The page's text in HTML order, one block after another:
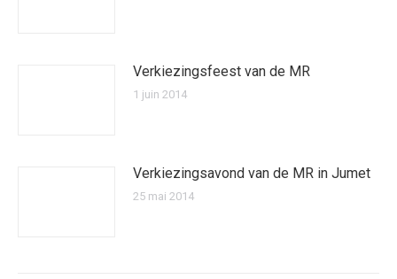
Verkiezingsfeest van de MR
1 juin 2014
Verkiezingsavond van de MR in Jumet
25 mai 2014